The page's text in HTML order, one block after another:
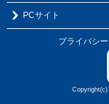
PCサイト
プライバシ
Copyright(c)